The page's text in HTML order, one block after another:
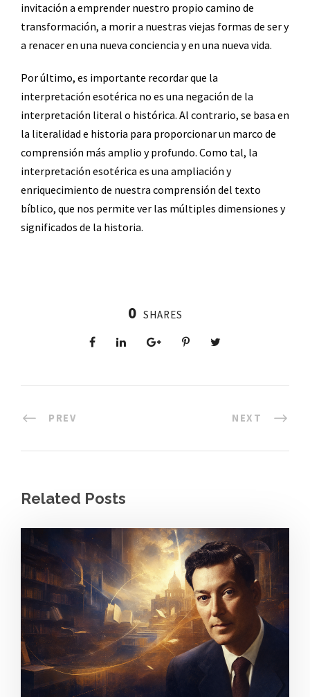
invitación a emprender nuestro propio camino de
transformación, a morir a nuestras viejas formas de ser y
a renacer en una nueva conciencia y en una nueva vida.
Por último, es importante recordar que la
interpretación esotérica no es una negación de la
interpretación literal o histórica. Al contrario, se basa en
la literalidad e historia para proporcionar un marco de
comprensión más amplio y profundo. Como tal, la
interpretación esotérica es una ampliación y
enriquecimiento de nuestra comprensión del texto
bíblico, que nos permite ver las múltiples dimensiones y
significados de la historia.
0 SHARES
PREV NEXT
Related Posts